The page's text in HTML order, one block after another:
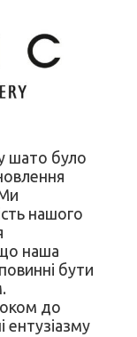
шато було
нашого
наша
бути
до
ентузіазму